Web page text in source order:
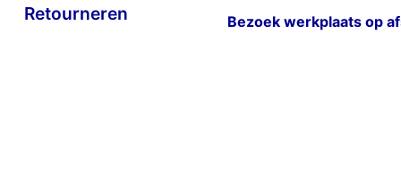
Retourneren
Bezoek werkplaats op